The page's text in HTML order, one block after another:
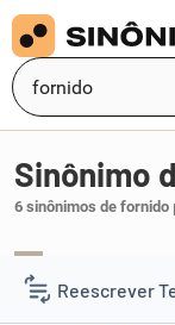
Reescrever
Sinônimo
6 sinônimos de fornido